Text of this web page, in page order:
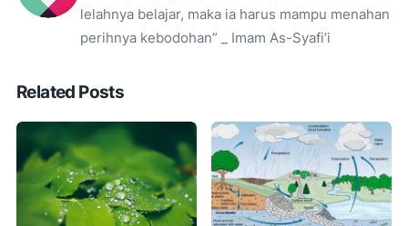
lelahnya belajar, maka ia harus mampu menahan
perihnya kebodohan” _ Imam As-Syafi’i
Related Posts